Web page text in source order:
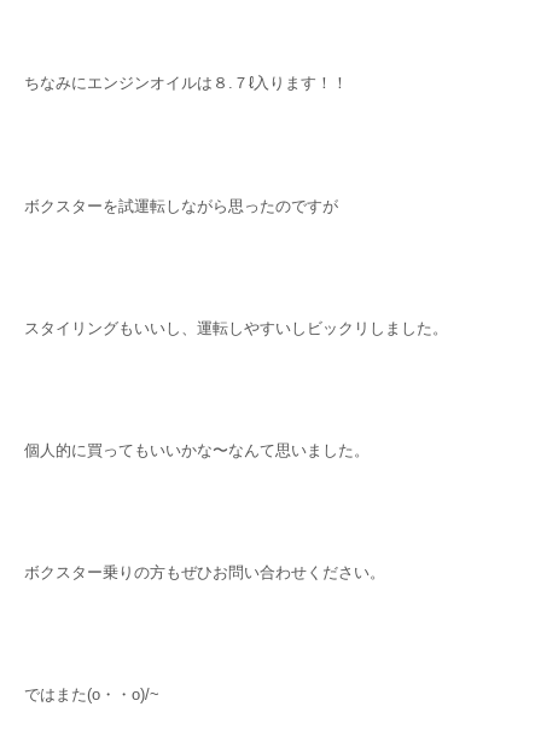
ちなみにエンジンオイルは８.７ℓ入ります！！
ボクスターを試運転しながら思ったのですが
スタイリングもいいし、運転しやすいしビックリしました。
個人的に買ってもいいかな〜なんて思いました。
ボクスター乗りの方もぜひお問い合わせください。
ではまた(o・・o)/~